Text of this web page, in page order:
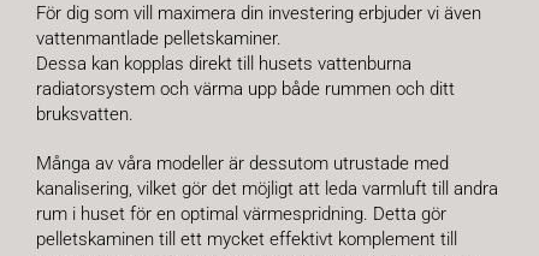
För dig som vill maximera din investering erbjuder vi även
vattenmantlade pelletskaminer.
Dessa kan kopplas direkt till husets vattenburna
radiatorsystem och värma upp både rummen och ditt
bruksvatten.
Många av våra modeller är dessutom utrustade med
kanalisering, vilket gör det möjligt att leda varmluft till andra
rum i huset för en optimal värmespridning. Detta gör
pelletskaminen till ett mycket effektivt komplement till